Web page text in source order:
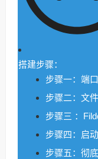
搭建步骤：
步骤一：端
步骤二：文
步骤三 ：
步骤四：启
步骤五：彻